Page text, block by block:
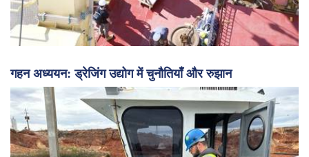
गहन अध्ययन: ड्रेजिंग उद्योग में चुनौतियाँ और रुझान